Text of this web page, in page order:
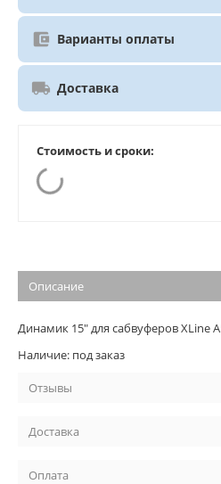
Варианты оплаты
Доставка
Стоимость и сроки:
Описание
Динамик 15" для сабвуферов XLine
Наличие: под заказ
Отзывы
Доставка
Оплата